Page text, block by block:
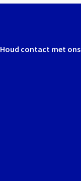
Houd contact met ons